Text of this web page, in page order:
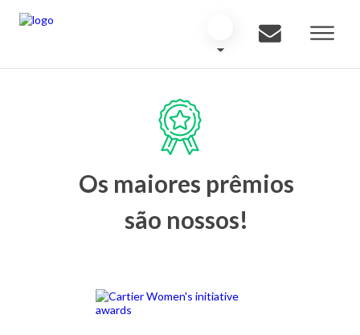
Os maiores prêmios
são nossos!